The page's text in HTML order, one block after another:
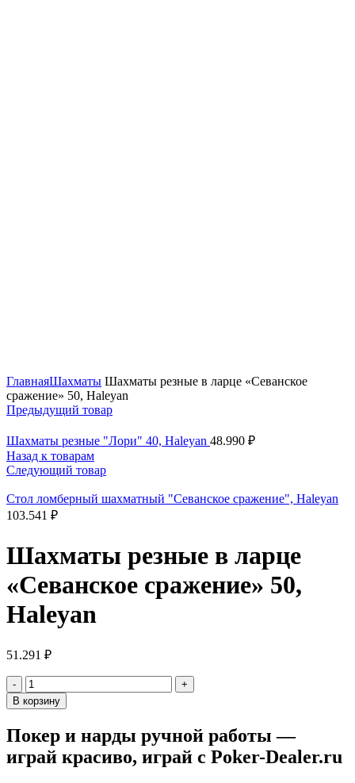
ГлавнаяШахматы Шахматы резные в ларце «Севанское
сражение» 50, Haleyan
Предыдущий товар
Шахматы резные "Лори" 40, Haleyan 48.990 ₽
Назад к товарам
Следующий товар
Стол ломберный шахматный "Севанское сражение", Haleyan
103.541 ₽
Шахматы резные в ларце
«Севанское сражение» 50,
Haleyan
51.291 ₽
Количество
товара
Шахматы
в
ларце
"Севанское
В корзину
Покер и нарды ручной работы —
играй красиво, играй с Poker-Dealer.ru